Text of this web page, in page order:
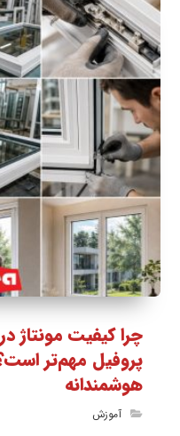
چرا کیفیت مونتاژ
پروفیل مهم‌تر
هوشمندانه
آموزش